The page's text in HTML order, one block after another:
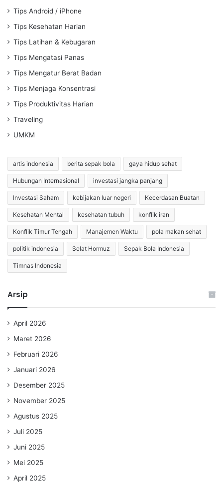
Tips Android / iPhone
Tips Kesehatan Harian
Tips Latihan & Kebugaran
Tips Mengatasi Panas
Tips Mengatur Berat Badan
Tips Menjaga Konsentrasi
Tips Produktivitas Harian
Traveling
UMKM
artis indonesia berita sepak bola gaya hidup sehat
Hubungan Internasional investasi jangka panjang
Investasi Saham kebijakan luar negeri Kecerdasan Buatan
Kesehatan Mental kesehatan tubuh konflik iran
Konflik Timur Tengah Manajemen Waktu pola makan sehat
politik indonesia Selat Hormuz Sepak Bola Indonesia
Timnas Indonesia
Arsip
April 2026
Maret 2026
Februari 2026
Januari 2026
Desember 2025
November 2025
Agustus 2025
Juli 2025
Juni 2025
Mei 2025
April 2025